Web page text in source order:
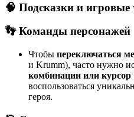
🧠 Подсказки и
👣 Команды персонажей
Чтобы переключаться
и Krumm), часто нужно
комбинации или курсор
воспользоваться
героя.